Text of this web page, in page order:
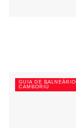
GUIA DE BALNEÁRIO
CAMBORIÚ